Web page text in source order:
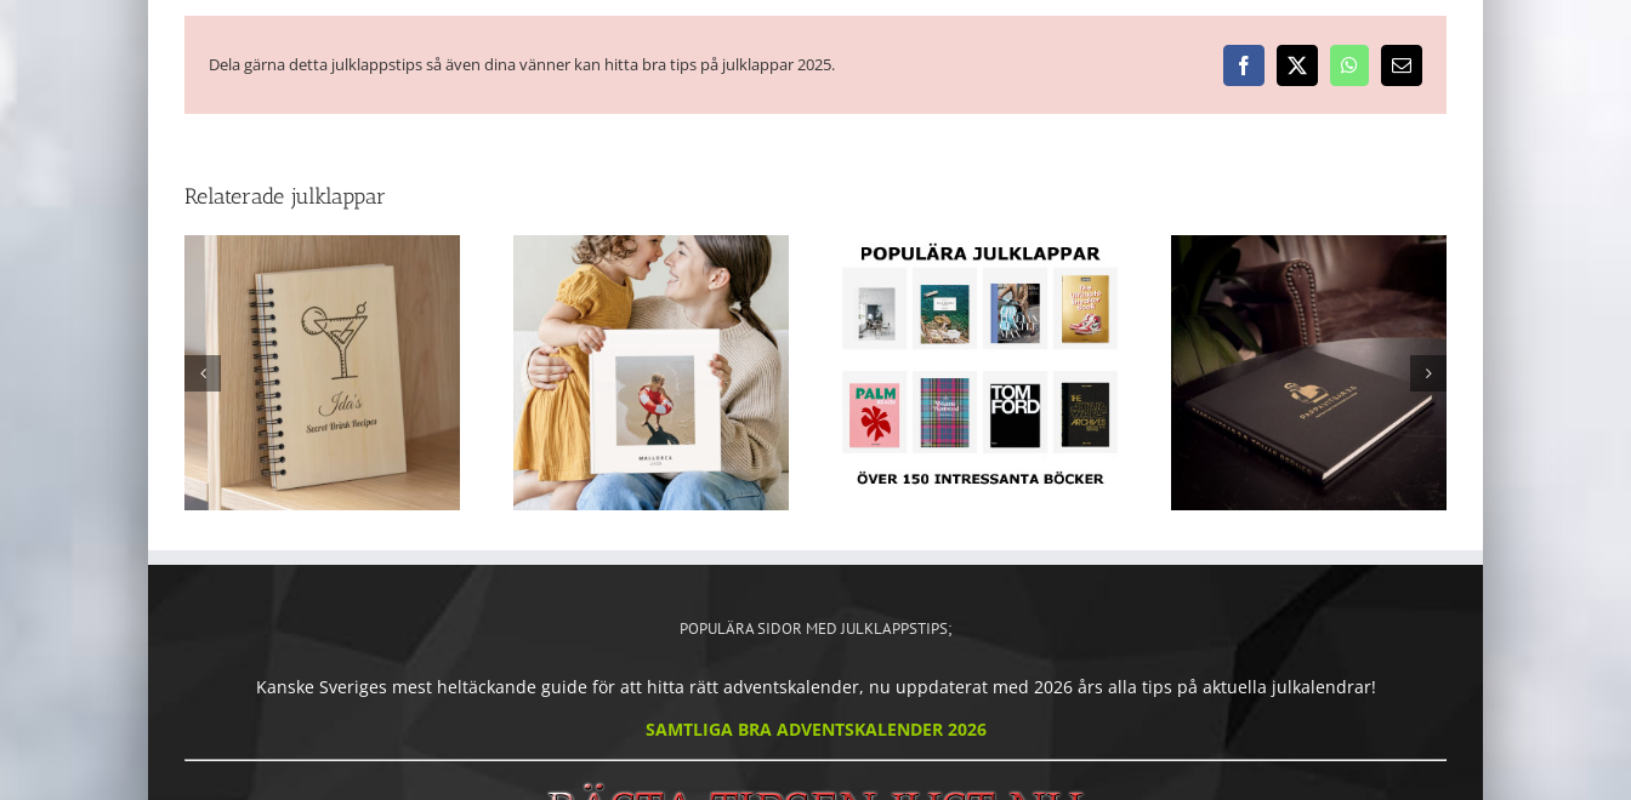
Dela gärna detta julklappstips så även dina vänner kan hitta bra tips på julklappar 2025. Facebook
X WhatsApp
E-
post
Relaterade julklappar
POPULÄRA SIDOR MED JULKLAPPSTIPS;
Kanske Sveriges mest heltäckande guide för att hitta rätt adventskalender, nu uppdaterat med 2026 års alla tips på aktuella julkalendrar!
SAMTLIGA BRA ADVENTSKALENDER 2026